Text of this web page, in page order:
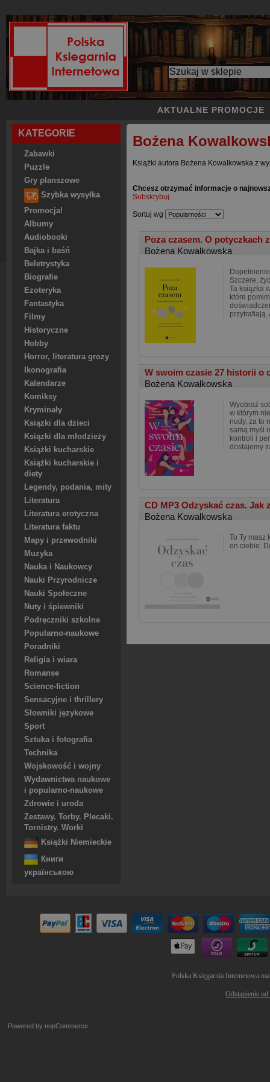
AKTUALNE PROMOCJE
KATEGORIE
Zabawki
Puzzle
Gry planszowe
Szybka wysyłka
Promocja!
Albumy
Audiobooki
Bajka i baśń
Beletrystyka
Biografie
Ezoteryka
Fantastyka
Filmy
Historyczne
Hobby
Horror, literatura grozy
Ikonografia
Kalendarze
Komiksy
Kryminały
Ksiązki dla dzieci
Ksiązki dla młodzieży
Książki kucharskie
Książki kucharskie i
diety
Legendy, podania, mity
Literatura
Literatura erotyczna
Literatura faktu
Mapy i przewodniki
Muzyka
Nauka i Naukowcy
Nauki Przyrodnicze
Nauki Społeczne
Nuty i śpiewniki
Podręczniki szkolne
Popularno-naukowe
Poradniki
Religia i wiara
Romanse
Science-fiction
Sensacyjne i thrillery
Słowniki językowe
Sport
Sztuka i fotografia
Technika
Wojskowość i wojny
Wydawnictwa naukowe
i popularno-naukowe
Zdrowie i uroda
Zestawy. Torby. Plecaki.
Tornistry. Worki
Książki Niemieckie
Книги
українською
Bożena
Książki autora Bożena Kowalkowska z
Chcesz otrzymać informacje o
Subskrybuj
Sortuj wg
Poza czasem. O potyczkach
Bożena Kowalkowska
Szczere,
Ta książka
które
przytrafiają.
W swoim czasie 27 historii o
Bożena Kowalkowska
Wyobraź
w którym
nudy, za to
samą myśl
kontroli i
dostajemy
CD MP3 Odzyskać czas.
Bożena Kowalkowska
To Ty masz
on ciebie.
Polska Księgarnia Internetowa
Odstąpienie
Powered by nopCommerce